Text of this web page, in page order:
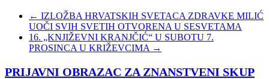
← IZLOŽBA HRVATSKIH SVETACA ZDRAVKE MILIĆ
UOČI SVIH SVETIH OTVORENA U SESVETAMA
16. „KNJIŽEVNI KRANJČIĆ“ U SUBOTU 7.
PROSINCA U KRIŽEVCIMA →
PRIJAVNI OBRAZAC ZA ZNANSTVENI SKUP